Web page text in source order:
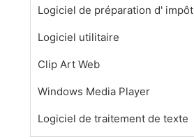
Logiciel de préparation d' impôt
Logiciel utilitaire
Clip Art Web
Windows Media Player
Logiciel de traitement de texte